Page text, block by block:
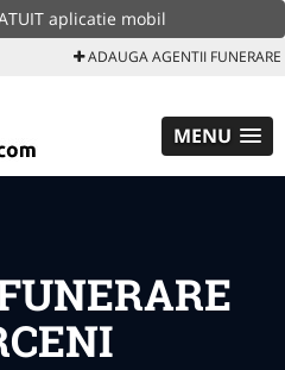
aplicatie mobil
ADAUGA AGENTII FUNERARE
MENU